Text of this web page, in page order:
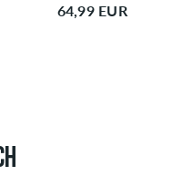
64,99 EUR